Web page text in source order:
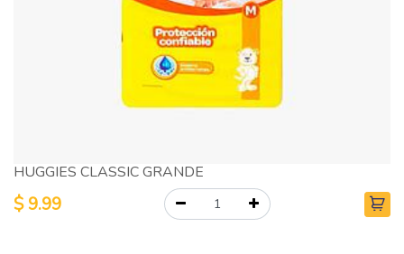
HUGGIES CLASSIC GRANDE
$9.99